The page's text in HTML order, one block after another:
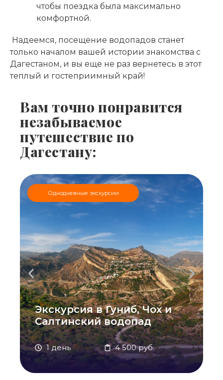
чтобы поездка была максимально
комфортной.
Надеемся, посещение водопадов станет
только началом вашей истории знакомства с
Дагестаном, и вы еще не раз вернетесь в этот
теплый и гостеприимный край!
Вам точно понравится
незабываемое
путешествие по
Дагестану:
Однодневные экскурсии
Экскурсия в Гуниб, Чох и
Салтинский водопад
1 день 4 500 руб.